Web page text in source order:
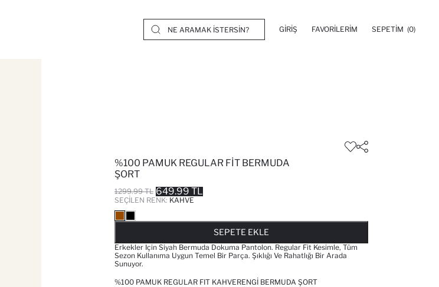
GIRIŞ FAVORILERIM SEPETIM (0)
%100 PAMUK REGULAR FIT BERMUDA
ŞORT
1299.99 TL 649.99 TL
SEÇILEN RENK: KAHVE
SEPETE EKLE
Erkekler Için Siyah Bermuda Dokuma Pantolon. Regular Fit Kesimle, Tüm
Sezon Kullanıma Uygun Temel Bir Parça. Şıklığı Ve Rahatlığı Bir Arada
Sunuyor.
%100 PAMUK REGULAR FIT KAHVERENGI BERMUDA ŞORT